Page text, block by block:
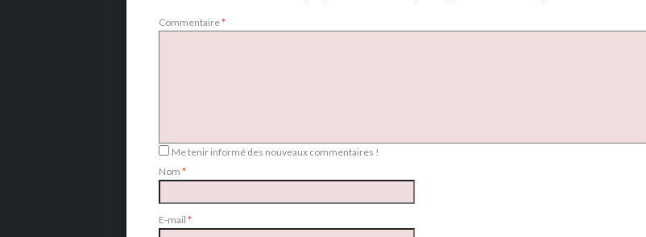
Commentaire*
Me tenir informé des nouveaux commentaires !
Nom *
E-mail *